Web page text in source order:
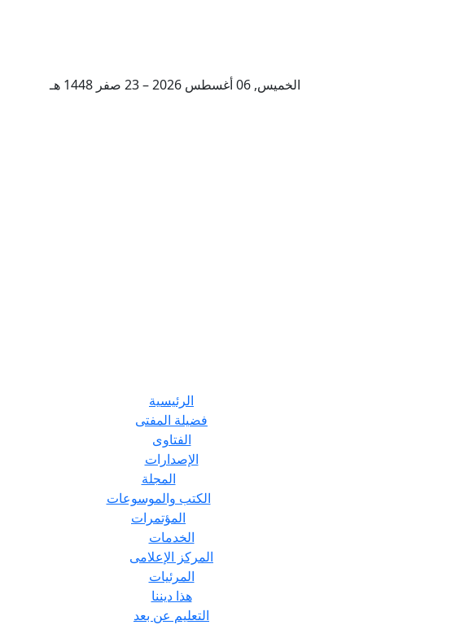
الخميس, 06 أغسطس 2026 – 23 صفر 1448 هـ
الرئيسية
فضيلة المفتى
الفتاوى
الإصدارات
المجلة
الكتب والموسوعات
المؤتمرات
الخدمات
المركز الإعلامى
المرئيات
هذا ديننا
التعليم عن بعد